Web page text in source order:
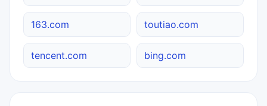
163.com toutiao.com
tencent.com bing.com